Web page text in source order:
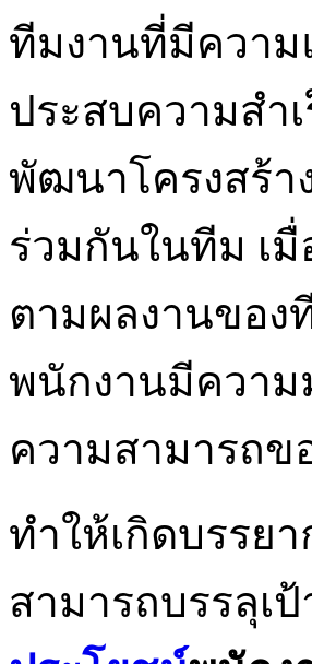
ทีมงานที่มีความ
ประสบความสำ
พัฒนาโครงสร้า
ร่วมกันในทีม เ
ตามผลงานของ
พนักงานมีควา
ความสามารถข
ทำให้เกิดบรรย
สามารถบรรลุเ